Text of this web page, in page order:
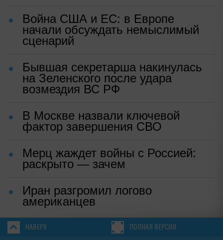
Война США и ЕС: в Европе
начали обсуждать немыслимый
сценарий
Бывшая секретарша накинулась
на Зеленского после удара
возмездия ВС РФ
В Москве назвали ключевой
фактор завершения СВО
Мерц жаждет войны с Россией:
раскрыто — зачем
Иран разгромил логово
американцев
НАВЕРХ ПОЛНАЯ ВЕРСИЯ